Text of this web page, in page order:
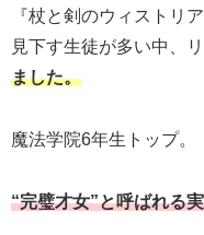
『杖と剣のウィストリ
見下す生徒が多い中、
ました。
魔法学院6年生トップ。
“完璧才女”と呼ばれる